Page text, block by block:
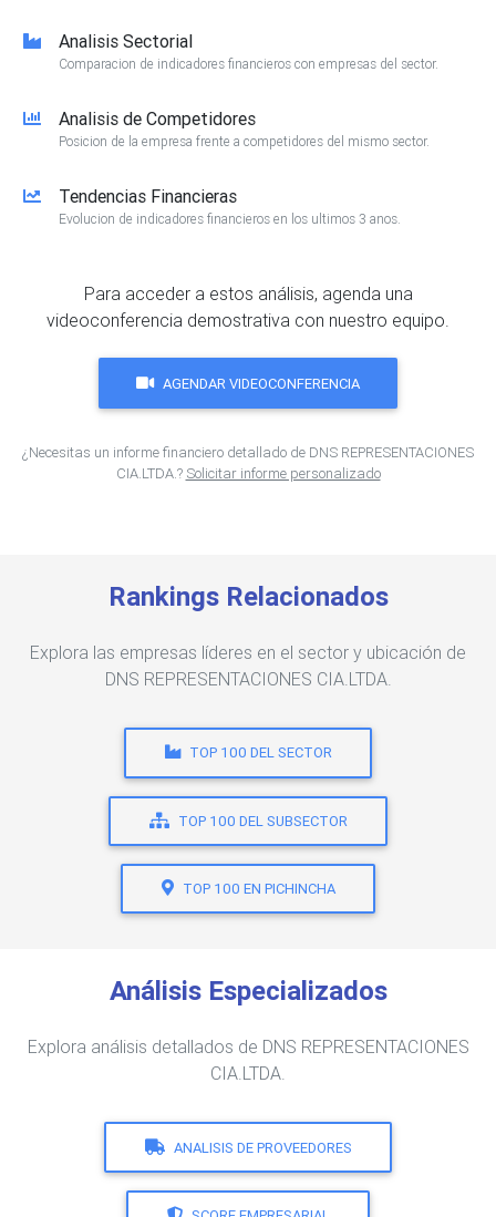
Analisis Sectorial
Comparacion de indicadores financieros con empresas del sector.
Analisis de Competidores
Posicion de la empresa frente a competidores del mismo sector.
Tendencias Financieras
Evolucion de indicadores financieros en los ultimos 3 anos.
Para acceder a estos análisis, agenda una
videoconferencia demostrativa con nuestro equipo.
AGENDAR VIDEOCONFERENCIA
¿Necesitas un informe financiero detallado de DNS REPRESENTACIONES
CIA.LTDA.? Solicitar informe personalizado
Rankings Relacionados
Explora las empresas líderes en el sector y ubicación de
DNS REPRESENTACIONES CIA.LTDA.
TOP 100 DEL SECTOR
TOP 100 DEL SUBSECTOR
TOP 100 EN PICHINCHA
Análisis Especializados
Explora análisis detallados de DNS REPRESENTACIONES
CIA.LTDA.
ANALISIS DE PROVEEDORES